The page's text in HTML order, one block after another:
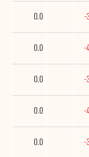
-
0.0
-
0.0
-
0.0
-
0.0
-
0.0